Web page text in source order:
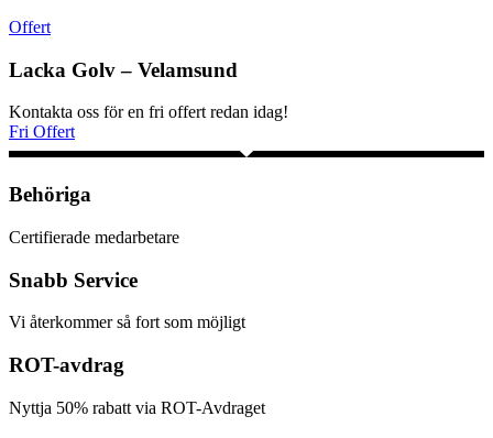
Offert
Lacka Golv – Velamsund
Kontakta oss för en fri offert redan idag!
Fri Offert
Behöriga
Certifierade medarbetare
Snabb Service
Vi återkommer så fort som möjligt
ROT-avdrag
Nyttja 50% rabatt via ROT-Avdraget